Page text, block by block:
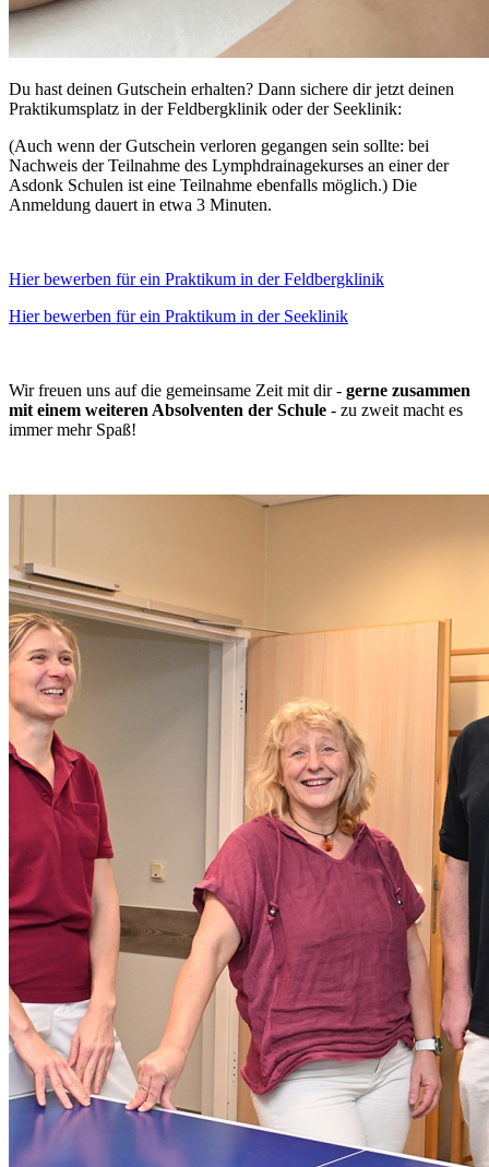
Du hast deinen Gutschein erhalten? Dann sichere dir jetzt deinen
Praktikumsplatz in der Feldbergklinik oder der Seeklinik:
(Auch wenn der Gutschein verloren gegangen sein sollte: bei
Nachweis der Teilnahme des Lymphdrainagekurses an einer der
Asdonk Schulen ist eine Teilnahme ebenfalls möglich.) Die
Anmeldung dauert in etwa 3 Minuten.
Hier bewerben für ein Praktikum in der Feldbergklinik
Hier bewerben für ein Praktikum in der Seeklinik
Wir freuen uns auf die gemeinsame Zeit mit dir - gerne zusammen
mit einem weiteren Absolventen der Schule - zu zweit macht es
immer mehr Spaß!